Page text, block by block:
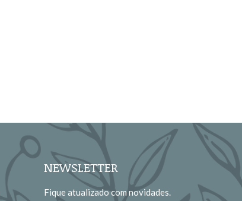
NEWSLETTER
Fique atualizado com novidades.